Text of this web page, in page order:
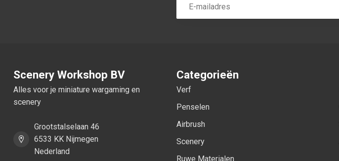
Scenery Workshop BV
Alles voor je miniature wargaming en
scenery
Grootstalselaan 46
6533 KK Nijmegen
Nederland
Categorieën
Verf
Penselen
Airbrush
Scenery
Ruwe Materialen